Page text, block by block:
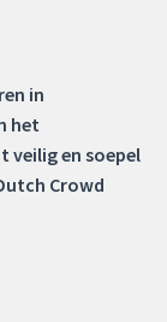
in
het
veilig en soepel
Crowd